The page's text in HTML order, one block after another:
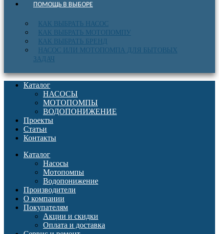
ПОМОЩЬ В ВЫБОРЕ
КАК ВЫБРАТЬ НАСОС
КАК ВЫБРАТЬ МОТОПОМПУ
КАК ВЫБРАТЬ БРЕНД
НАСОС ИЛИ МОТОПОМПА ДЛЯ БЫТОВЫХ
ЗАДАЧ
Каталог
НАСОСЫ
МОТОПОМПЫ
ВОДОПОНИЖЕНИЕ
Проекты
Статьи
Контакты
Каталог
Насосы
Мотопомпы
Водопонижение
Производители
О компании
Покупателям
Акции и скидки
Оплата и доставка